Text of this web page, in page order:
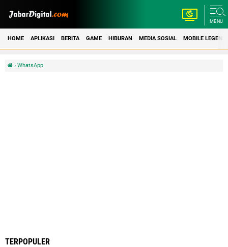
MENU
HOME APLIKASI BERITA GAME HIBURAN MEDIA SOSIAL MOBILE
› WhatsApp
TERPOPULER